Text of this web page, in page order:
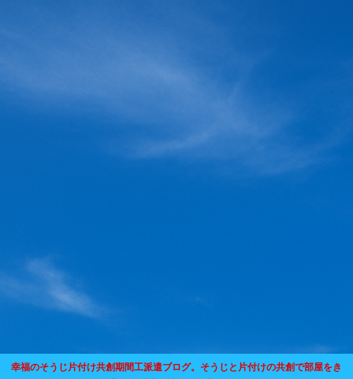
幸福のそうじ片付け共創期間工派遣ブログ。そうじと片付けの共創で部屋をき